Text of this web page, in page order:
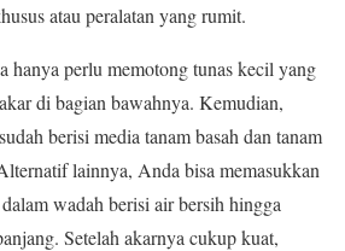
atau peralatan yang rumit.
hanya perlu memotong tunas kecil yang
di bagian bawahnya. Kemudian,
berisi media tanam basah dan tanam
lainnya, Anda bisa memasukkan
wadah berisi air bersih hingga
Setelah akarnya cukup kuat,